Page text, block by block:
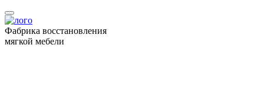
Фабрика восстановления
мягкой мебели